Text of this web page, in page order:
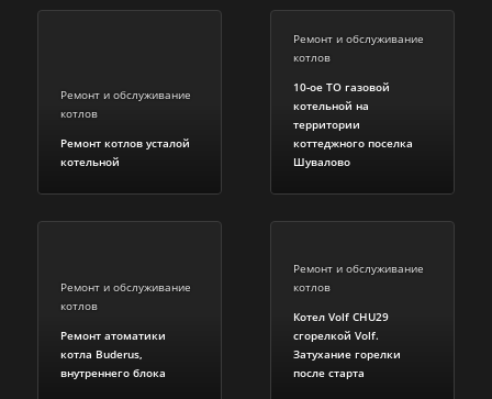
Ремонт и обслуживание
котлов
Ремонт котлов усталой
котельной
Ремонт и обслуживание
котлов
10-ое ТО газовой
котельной на
территории
коттеджного поселка
Шувалово
Ремонт и обслуживание
котлов
Ремонт атоматики
котла Buderus,
внутреннего блока
Ремонт и обслуживание
котлов
Котел Volf CHU29
сгорелкой Volf.
Затухание горелки
после старта